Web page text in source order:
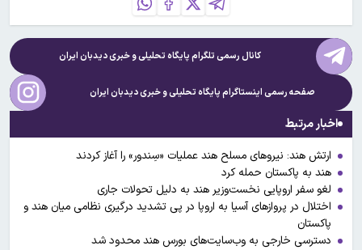
کانال رسمی تلگرام پایگاه تحلیلی و خبریدیدبان ایران
صفحه رسمی اینستاگرام پایگاه تحلیلی و خبریدیدبان ایران
اخبار مرتبط
ارتش هند: نیروهای مسلح هند عملیات «سِندور» را آغاز کردند
هند به پاکستان حمله کرد
لغو سفر اروپایی نخست‌وزیر هند به دلیل تحولات جاری
اختلال در پروازهای آسیا به اروپا در پی تشدید درگیری نظامی میان هند و
پاکستان
دسترسی خارجی به وب‌سایت‌های بورس‌ هند محدود شد